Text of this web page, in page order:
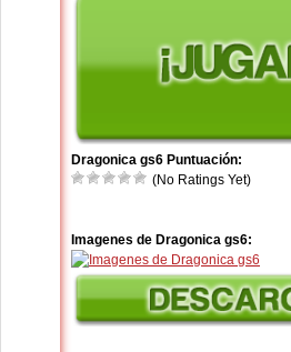
Dragonica gs6 Puntuación:
(No Ratings Yet)
Imagenes de Dragonica gs6: